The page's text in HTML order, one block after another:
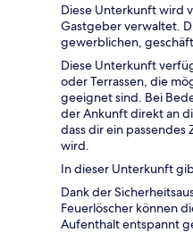
Diese Unterkunft wird
Gastgeber verwaltet.
gewerblichen,
Diese Unterkunft
oder Terrassen, die
geeignet sind. Bei
der Ankunft direkt an
dass dir ein
wird.
In dieser Unterkunft
Dank der
Feuerlöscher können
Aufenthalt entspannt